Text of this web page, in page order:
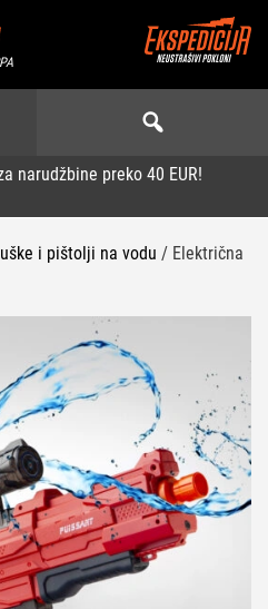
narudžbine preko 40 EUR!
i pištolji na vodu / Električna